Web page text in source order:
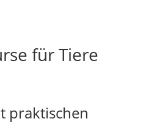
für Tiere
praktischen